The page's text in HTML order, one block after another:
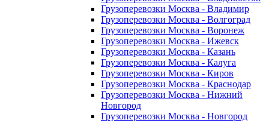
Грузоперевозки Москва - Владимир
Грузоперевозки Москва - Волгоград
Грузоперевозки Москва - Воронеж
Грузоперевозки Москва - Ижевск
Грузоперевозки Москва - Казань
Грузоперевозки Москва - Калуга
Грузоперевозки Москва - Киров
Грузоперевозки Москва - Краснодар
Грузоперевозки Москва - Нижний
Новгород
Грузоперевозки Москва - Новгород